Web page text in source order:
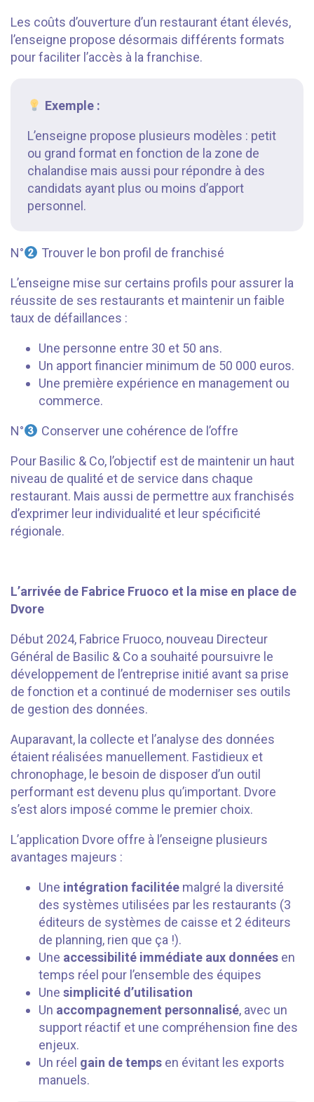
Les coûts d’ouverture d’un restaurant étant élevés,
l’enseigne propose désormais différents formats
pour faciliter l’accès à la franchise.
Exemple :
L’enseigne propose plusieurs modèles : petit
ou grand format en fonction de la zone de
chalandise mais aussi pour répondre à des
candidats ayant plus ou moins d’apport
personnel.
N° Trouver le bon profil de franchisé
L’enseigne mise sur certains profils pour assurer la
réussite de ses restaurants et maintenir un faible
taux de défaillances :
Une personne entre 30 et 50 ans.
Un apport financier minimum de 50 000 euros.
Une première expérience en management ou
commerce.
N° Conserver une cohérence de l’offre
Pour Basilic & Co, l’objectif est de maintenir un haut
niveau de qualité et de service dans chaque
restaurant. Mais aussi de permettre aux franchisés
d’exprimer leur individualité et leur spécificité
régionale.
L’arrivée de Fabrice Fruoco et la mise en place de
Dvore
Début 2024, Fabrice Fruoco, nouveau Directeur
Général de Basilic & Co a souhaité poursuivre le
développement de l’entreprise initié avant sa prise
de fonction et a continué de moderniser ses outils
de gestion des données.
Auparavant, la collecte et l’analyse des données
étaient réalisées manuellement. Fastidieux et
chronophage, le besoin de disposer d’un outil
performant est devenu plus qu’important. Dvore
s’est alors imposé comme le premier choix.
L’application Dvore offre à l’enseigne plusieurs
avantages majeurs :
Une intégration facilitée malgré la diversité
des systèmes utilisées par les restaurants (3
éditeurs de systèmes de caisse et 2 éditeurs
de planning, rien que ça !).
Une accessibilité immédiate aux données en
temps réel pour l’ensemble des équipes
Une simplicité d’utilisation
Un accompagnement personnalisé, avec un
support réactif et une compréhension fine des
enjeux.
Un réel gain de temps en évitant les exports
manuels.